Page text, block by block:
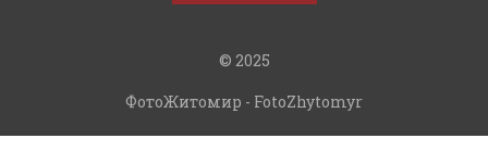
© 2025
ФотоЖитомир - FotoZhytomyr